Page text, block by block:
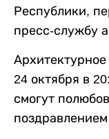
Республики,
пресс-службу
24 октября в
смогут